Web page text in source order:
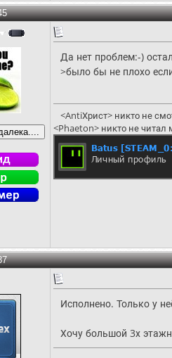
Да нет проблем:-)
>было бы не плохо
<AntiХрист> никто не
<Phaeton> никто не читал
Исполнено. Только у
Хочу большой 3х